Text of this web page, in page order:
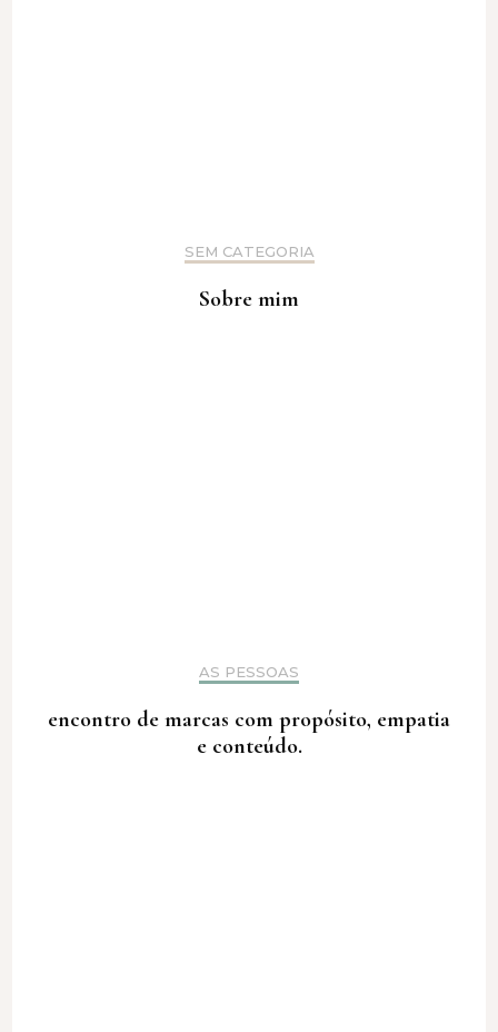
SEM CATEGORIA
Sobre mim
AS PESSOAS
encontro de marcas com propósito, empatia
e conteúdo.